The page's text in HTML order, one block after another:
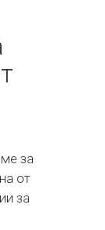
за
от
за